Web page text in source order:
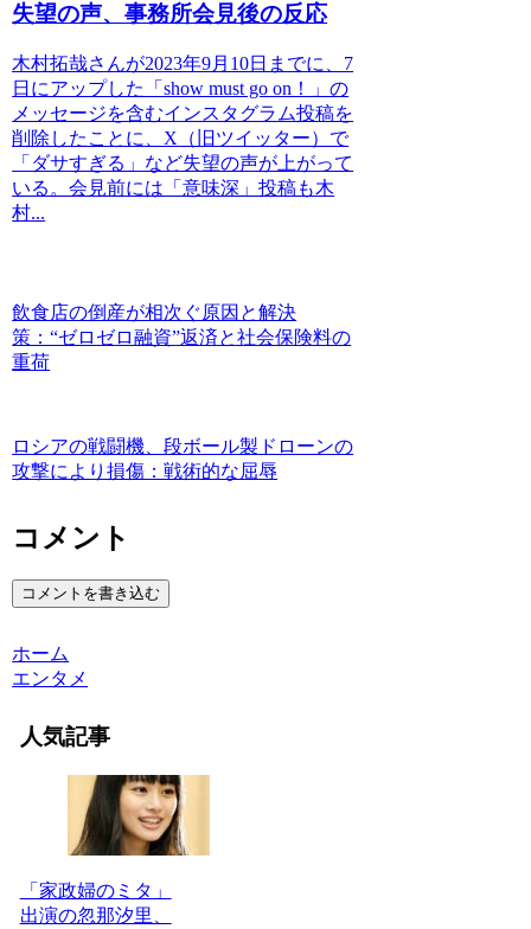
失望の声、事務所会見後の反応
木村拓哉さんが2023年9月10日までに、7
日にアップした「show must go on！」の
メッセージを含むインスタグラム投稿を
削除したことに、X（旧ツイッター）で
「ダサすぎる」など失望の声が上がって
いる。会見前には「意味深」投稿も木
村...
飲食店の倒産が相次ぐ原因と解決
策：“ゼロゼロ融資”返済と社会保険料の
重荷
ロシアの戦闘機、段ボール製ドローンの
攻撃により損傷：戦術的な屈辱
コメント
コメントを書き込む
ホーム
エンタメ
人気記事
「家政婦のミタ」
出演の忽那汐里、